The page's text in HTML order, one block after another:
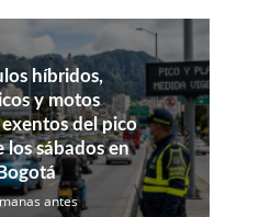
híbridos,
y motos
del pico
los sábados en
antes